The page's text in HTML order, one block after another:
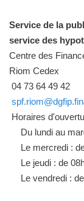
Service de la
service des
Centre des
Riom Cedex
04 73 64 49 42
Horaires
Du lundi au
Le mercredi :
Le jeudi : de
Le vendredi :